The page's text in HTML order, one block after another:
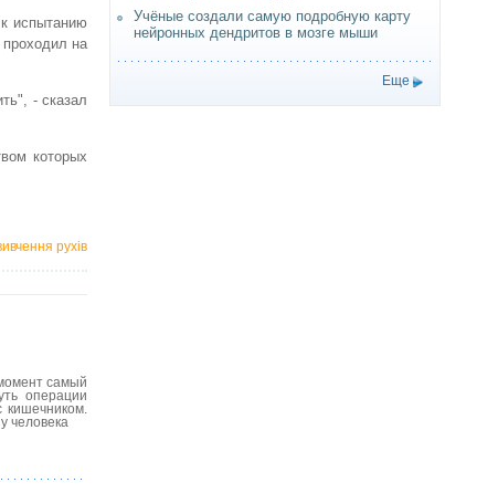
испытанию
на
- сказал
которых
рухів
самый
операции
человека
Учёные создали самую подробную карту
нейронных дендритов в мозге мыши
Еще